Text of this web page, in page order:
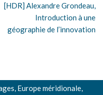
[HDR] Alexandre Grondeau,
Introduction à une
géographie de l’innovation
Europe méridionale,